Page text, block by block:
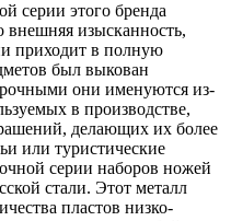
серии этого бренда
внешняя изысканность,
приходит в полную
был выкован
они именуются из-
в производстве,
делающих их более
или туристические
серии наборов ножей
стали. Этот металл
пластов низко-